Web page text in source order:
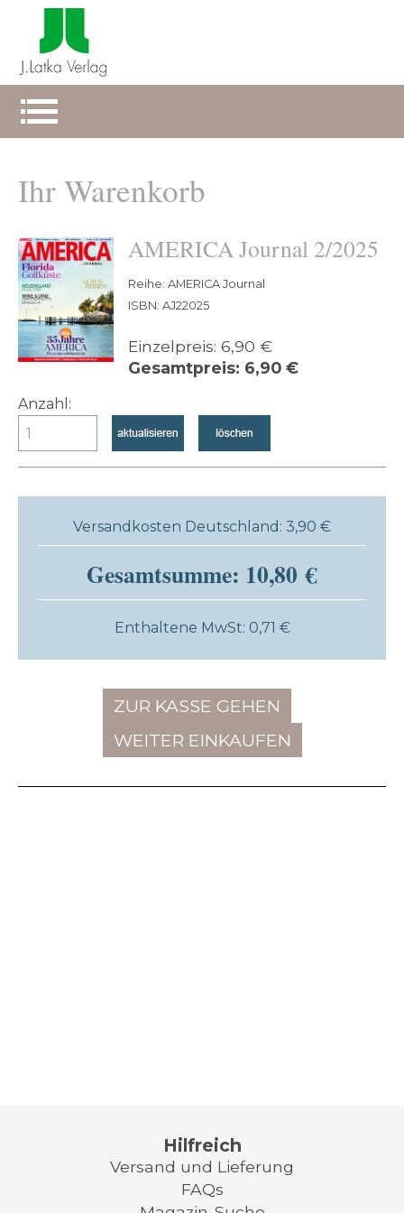
Ihr Warenkorb
AMERICA Journal 2/2025
Reihe: AMERICA Journal
ISBN: AJ22025
Einzelpreis: 6,90 €
Gesamtpreis: 6,90 €
Anzahl:
Versandkosten Deutschland: 3,90 €
Gesamtsumme: 10,80 €
Enthaltene MwSt: 0,71 €
ZUR KASSE GEHEN
WEITER EINKAUFEN
Hilfreich
Versand und Lieferung
FAQs